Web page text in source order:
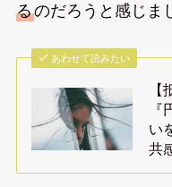
るのだろうと感じま
あわせて読みたい
い
共